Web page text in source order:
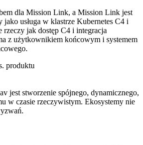
dla Mission Link, a Mission Link jest
usługa w klastrze Kubernetes C4 i
jak dostęp C4 i integracja
z użytkownikiem końcowym i systemem
produktu
jest stworzenie spójnego, dynamicznego,
w czasie rzeczywistym. Ekosystemy nie